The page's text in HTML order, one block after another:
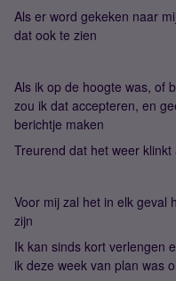
Als er word gekeken naar
dat ook te zien
Als ik op de hoogte was, of
zou ik dat accepteren, en
berichtje maken
Treurend dat het weer
Voor mij zal het in elk geval
zijn
Ik kan sinds kort verlengen
ik deze week van plan was